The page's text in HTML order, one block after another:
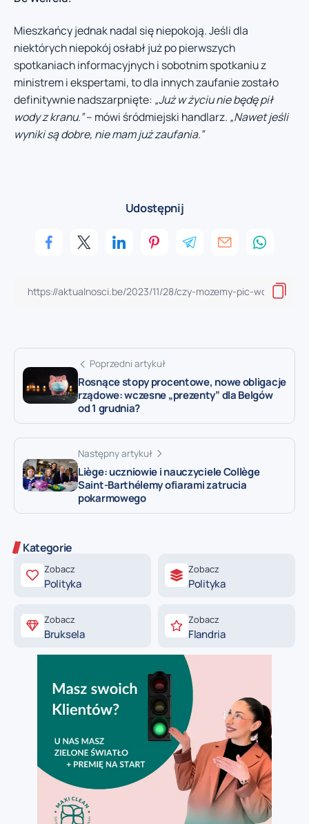
Mieszkańcy jednak nadal się niepokoją. Jeśli dla
niektórych niepokój osłabł już po pierwszych
spotkaniach informacyjnych i sobotnim spotkaniu z
ministrem i ekspertami, to dla innych zaufanie zostało
definitywnie nadszarpnięte: „Już w życiu nie będę pił
wody z kranu.”– mówi śródmiejski handlarz. „Nawet jeśli
wyniki są dobre, nie mam już zaufania.”
Udostępnij
Poprzedni artykuł
Rosnące stopy procentowe, nowe obligacje
rządowe: wczesne „prezenty” dla Belgów
od 1 grudnia?
Następny artykuł
Liège: uczniowie i nauczyciele Collège
Saint-Barthélemy ofiarami zatrucia
pokarmowego
Kategorie
Zobacz
Polityka
Zobacz
Polityka
Zobacz
Bruksela
Zobacz
Flandria